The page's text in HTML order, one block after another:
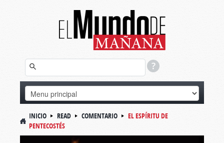
INICIO READ COMENTARIO
EL ESPÍRITU DE
PENTECOSTÉS